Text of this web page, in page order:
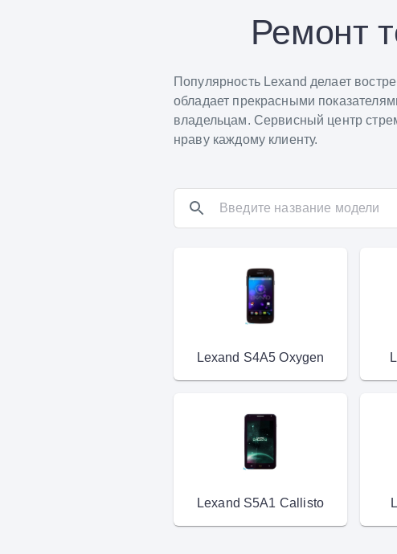
Ремонт
Популярность Lexand делает
обладает прекрасными
владельцам. Сервисный центр
нраву каждому клиенту.
Lexand S4A5 Oxygen
Lexand S5A1 Callisto